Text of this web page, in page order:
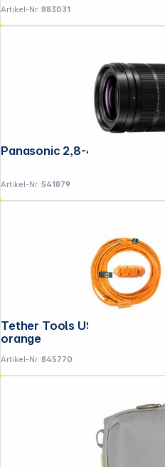
Artikel-Nr.:883031
Artikel-Nr.:541879
Tether Tools USB-C zu Micro-B- Kabel-System
orange
Artikel-Nr.:845770